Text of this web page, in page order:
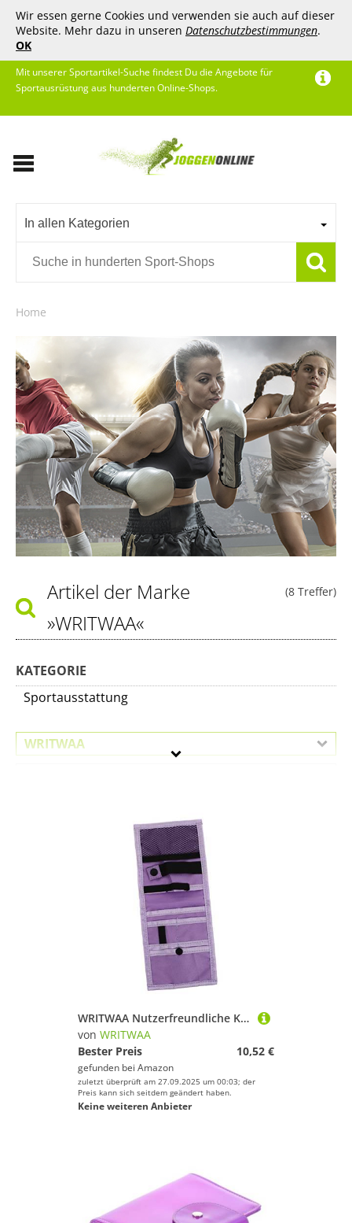
Wir essen gerne Cookies und verwenden sie auch auf dieser
Website. Mehr dazu in unseren Datenschutzbestimmungen.
OK
Mit unserer Sportartikel-Suche findest Du die Angebote für
Sportausrüstung aus hunderten Online-Shops.
In allen Kategorien
Home
(8 Treffer)
Artikel der Marke
»WRITWAA«
KATEGORIE
Sportausstattung
WRITWAA
WRITWAA Nutzerfreundliche Krankenschwester Stifttasche aus Langlebigem Material mit Vielseitigem Stauraum für Stifte Karten und Medizinische Werkzeuge für Täglichen Gebrauch im
von WRITWAA
Bester Preis
10,52 €
gefunden bei Amazon
zuletzt überprüft am 27.09.2025 um 00:03; der
Preis kann sich seitdem geändert haben.
Keine weiteren Anbieter